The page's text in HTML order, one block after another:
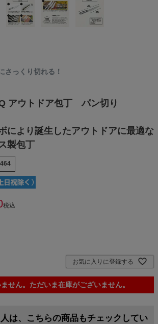
さっくり切れる！
アウトドア包丁 パン切り
により誕生したアウトドアに最適な
製包丁
税込
お気に入りに登録する
せん。ただいま在庫がございません。
は、こちらの商品もチェックしてい